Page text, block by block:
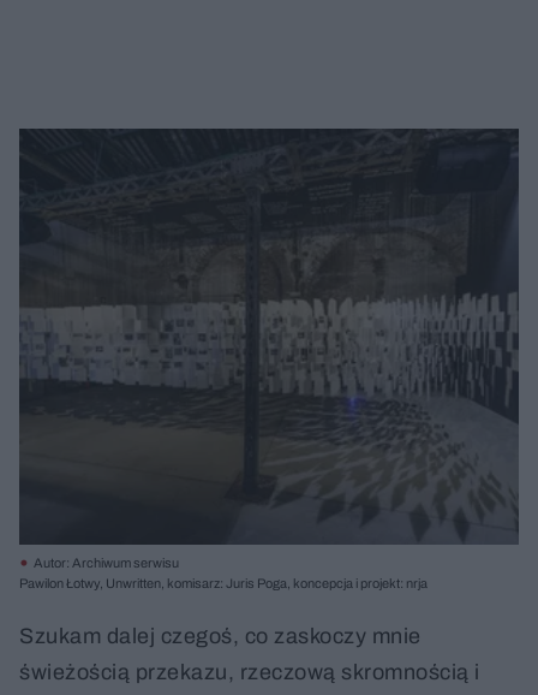
Autor: Archiwum serwisu
Pawilon Łotwy, Unwritten, komisarz: Juris Poga, koncepcja i projekt: nrja
Szukam dalej czegoś, co zaskoczy mnie
świeżością przekazu, rzeczową skromnością i